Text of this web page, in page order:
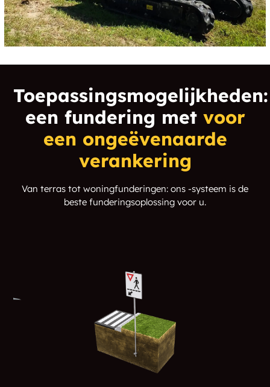
Toepassingsmogelijkheden:
een fundering met voor
een ongeëvenaarde
verankering
Van terras tot woningfunderingen: ons -systeem is de
beste funderingsoplossing voor u.